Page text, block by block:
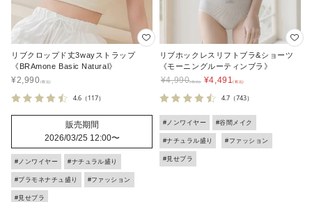
リブクロップド丈3wayストラップ
《BRAmone Basic Natural》
¥2,990
4.6 （117）
販売期間
2026/03/25 12:00〜
#ノンワイヤー #ナチュラル盛り
#ブラモネナチュ盛り #ファッション
#見せブラ
リブホックレスリフトブラ&ショーツ
《モーニングルーティンブラ》
¥4,990 ¥4,491
4.7（743）
#ノンワイヤー #谷間メイク
#ナチュラル盛り #ファッション
#見せブラ